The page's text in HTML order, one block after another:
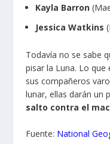
Kayla Barron
Jessica Watkins
Todavía no se sabe
pisar la Luna. Lo que
sus compañeros
lunar, ellas darán un
salto contra el
Fuente: National